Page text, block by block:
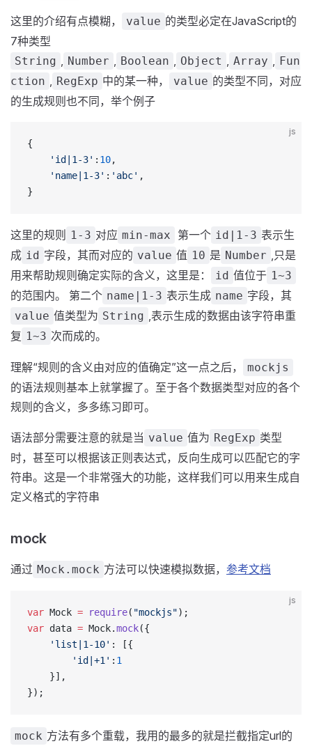
这里的介绍有点模糊， value 的类型必定在JavaScript的
7种类型
String , Number , Boolean , Object , Array , Fun
ction , RegExp 中的某一种， value 的类型不同，对应
的生成规则也不同，举个例子
js
{
    'id|1-3'
: 10,
    'name|1-3'
: 'abc' ,
}
这里的规则 1-3 对应 min-max 第一个 id|1-3 表示生
成 id 字段，其而对应的 value 值 10 是 Number ,只是
用来帮助规则确定实际的含义，这里是：
id 值位于 1~3
的范围内。 第二个 name|1-3 表示生成 name 字段，其
value 值类型为 String ,表示生成的数据由该字符串重
复 1~3 次而成的。
理解“规则的含义由对应的值确定”这一点之后， mockjs
的语法规则基本上就掌握了。至于各个数据类型对应的各个
规则的含义，多多练习即可。
语法部分需要注意的就是当 value 值为 RegExp 类型
时，甚至可以根据该正则表达式，反向生成可以匹配它的字
符串。这是一个非常强大的功能，这样我们可以用来生成自
定义格式的字符串
mock
通过 Mock.mock 方法可以快速模拟数据， 参考文档
js
var Mock = require( "mockjs");
var data = Mock.mock({
    'list|1-10'
: [{
        'id|+1'
: 1
    }],
});
mock 方法有多个重载，我用的最多的就是拦截指定url的